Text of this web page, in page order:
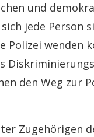
und
jede Person
Polizei wenden
den Weg zur
Zugehörigen